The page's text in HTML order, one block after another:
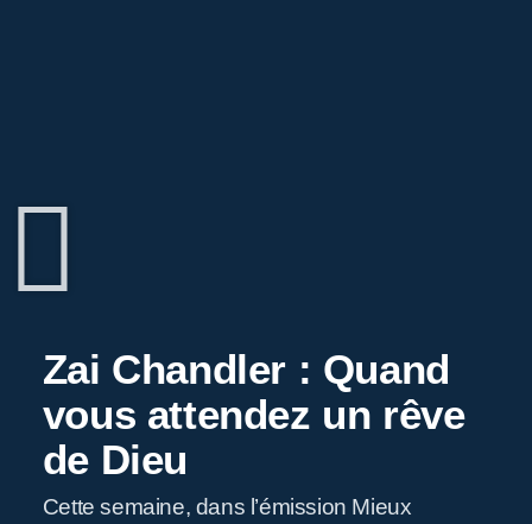
Zai Chandler : Quand
vous attendez un rêve
de Dieu
Cette semaine, dans l’émission Mieux